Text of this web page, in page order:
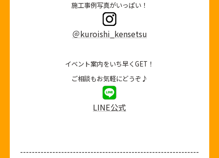
施工事例写真がいっぱい！
＠kuroishi_kensetsu
イベント案内をいち早くGET！
ご相談もお気軽にどうぞ♪
LINE公式
-------------------------------------------------------------